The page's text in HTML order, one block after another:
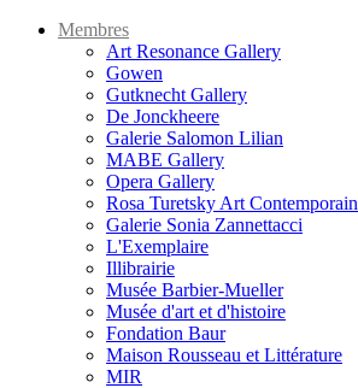
Membres
Art Resonance Gallery
Gowen
Gutknecht Gallery
De Jonckheere
Galerie Salomon Lilian
MABE Gallery
Opera Gallery
Rosa Turetsky Art Contemporain
Galerie Sonia Zannettacci
L'Exemplaire
Illibrairie
Musée Barbier-Mueller
Musée d'art et d'histoire
Fondation Baur
Maison Rousseau et Littérature
MIR